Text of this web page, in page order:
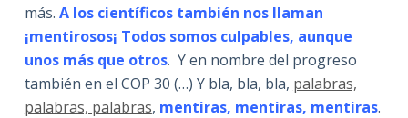
más. A los científicos también nos llaman
¡mentirosos¡ Todos somos culpables, aunque
unos más que otros. Y en nombre del progreso
también en el COP 30 (…) Y bla, bla, bla, palabras,
palabras, palabras, mentiras, mentiras, mentiras.